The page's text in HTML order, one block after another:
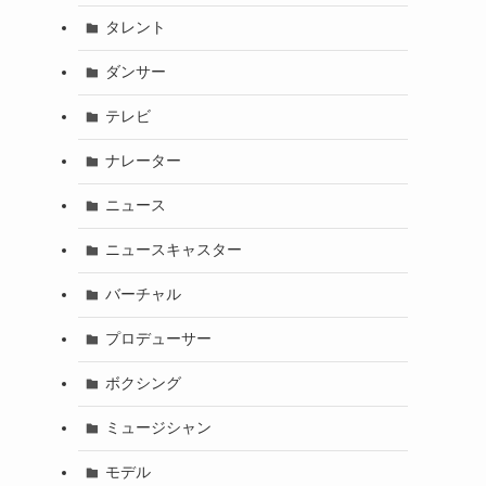
タレント
ダンサー
テレビ
ナレーター
ニュース
ニュースキャスター
バーチャル
プロデューサー
ボクシング
ミュージシャン
モデル